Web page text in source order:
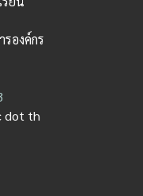
องค์กร
dot th